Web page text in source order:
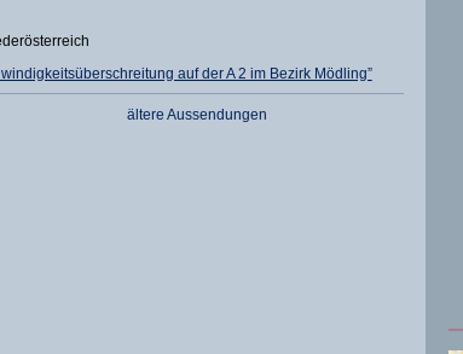
auf der A 2 im Bezirk Mödling”
ältere Aussendungen